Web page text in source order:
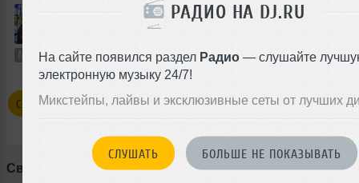
РАДИО НА DJ.RU
На сайте появился раздел Радио — слушайте
электронную музыку 24/7!
Микстейпы, лайвы и эксклюзивные сеты от лучших
СЛУШАТЬ БОЛЬШЕ НЕ ПОКАЗЫВАТЬ
Микс В плейлист (в 2 плейлистах) 18
СМОТРЕТЬ ВСЕ ТРЕКИ В GANGSTA RAP
Связанные стили: